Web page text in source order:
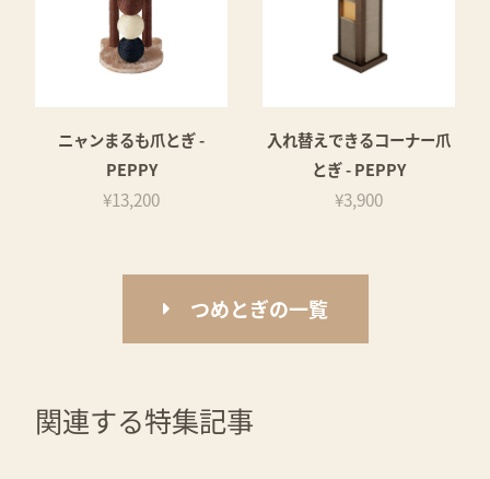
ニャンまるも爪とぎ -
PEPPY
¥13,200
入れ替えできるコーナー爪
とぎ - PEPPY
¥3,900
つめとぎの一覧
関連する特集記事